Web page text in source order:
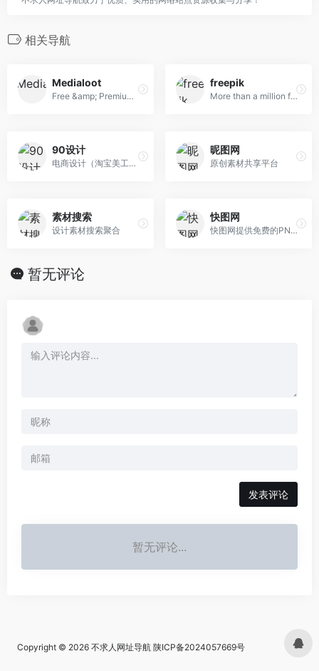
相关导航
Medialoot
Free &amp; Premium Design Resources &mdash; Medialoot
freepik
More than a million free vectors, PSD, photos and free icons.
90设计
电商设计（淘宝美工）千图免费淘宝素材库
昵图网
原创素材共享平台
素材搜索
设计素材搜索聚合
快图网
快图网提供免费的PNG元素和高清背景图片素材免费下载
暂无评论
发表评论
暂无评论...
Copyright © 2026 不求人网址导航 陕ICP备2024057669号